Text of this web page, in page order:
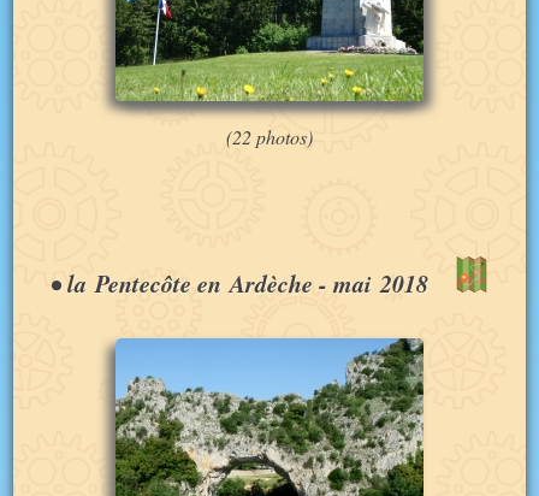
(22 photos)
• la Pentecôte en Ardèche - mai 2018